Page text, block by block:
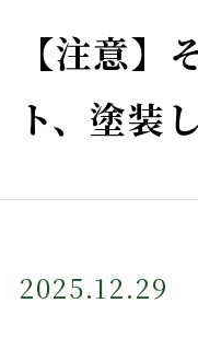
【注意】
ト、塗装
2025.12.29